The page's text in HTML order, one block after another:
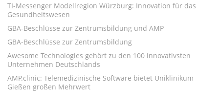
TI-Messenger Modellregion Würzburg: Innovation für das
Gesundheitswesen
GBA-Beschlüsse zur Zentrumsbildung und AMP
GBA-Beschlüsse zur Zentrumsbildung
Awesome Technologies gehört zu den 100 innovativsten
Unternehmen Deutschlands
AMP.clinic: Telemedizinische Software bietet Uniklinikum
Gießen großen Mehrwert